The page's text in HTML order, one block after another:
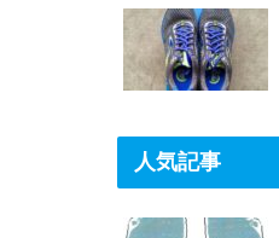
人気記事